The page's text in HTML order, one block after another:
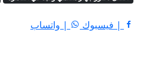
| فيسبوك | واتساب